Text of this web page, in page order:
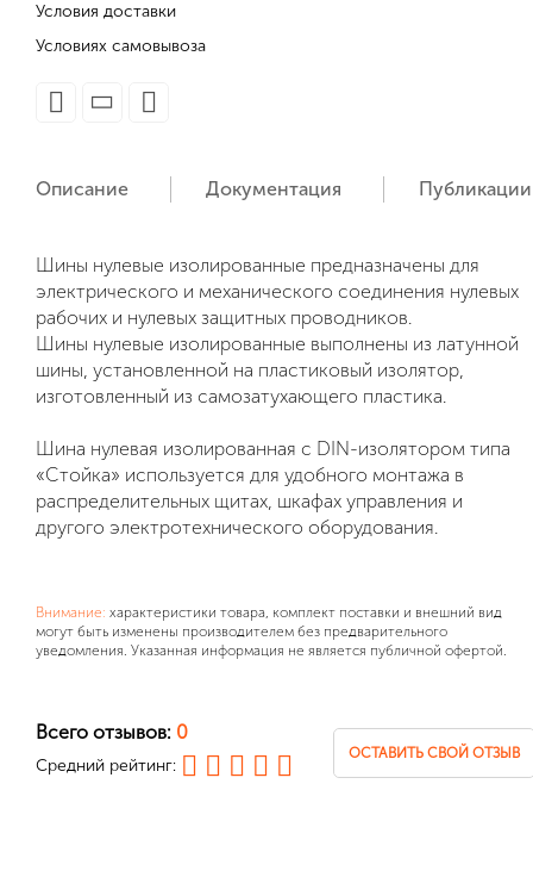
Условия доставки
Условиях самовывоза
Описание Документация Публикации
Шины нулевые изолированные предназначены для
электрического и механического соединения нулевых
рабочих и нулевых защитных проводников.
Шины нулевые изолированные выполнены из латунной
шины, установленной на пластиковый изолятор,
изготовленный из самозатухающего пластика.
Шина нулевая изолированная с DIN-изолятором типа
«Стойка» используется для удобного монтажа в
распределительных щитах, шкафах управления и
другого электротехнического оборудования.
Внимание: характеристики товара, комплект поставки и внешний вид
могут быть изменены производителем без предварительного
уведомления. Указанная информация не является публичной офертой.
Всего отзывов: 0
Средний рейтинг:
ОСТАВИТЬ СВОЙ ОТЗЫВ